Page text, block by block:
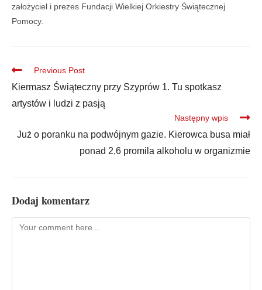
założyciel i prezes Fundacji Wielkiej Orkiestry Świątecznej
Pomocy.
Previous Post
Kiermasz Świąteczny przy Szyprów 1. Tu spotkasz
artystów i ludzi z pasją
Następny wpis
Już o poranku na podwójnym gazie. Kierowca busa miał
ponad 2,6 promila alkoholu w organizmie
Dodaj komentarz